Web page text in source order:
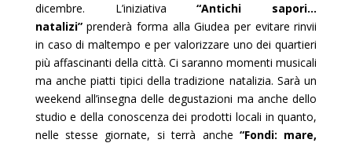
dicembre. L’iniziativa
“Antichi sapori…
natalizi” prenderà forma alla Giudea per evitare rinvii
in caso di maltempo e per valorizzare uno dei quartieri
più affascinanti della città. Ci saranno momenti musicali
ma anche piatti tipici della tradizione natalizia. Sarà un
weekend all’insegna delle degustazioni ma anche dello
studio e della conoscenza dei prodotti locali in quanto,
nelle stesse giornate, si terrà anche “Fondi: mare,